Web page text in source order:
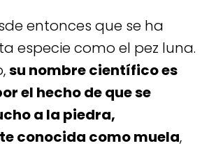
entonces que se ha
especie como el pez luna.
su nombre científico es
el hecho de que se
a la piedra,
conocida como muela,